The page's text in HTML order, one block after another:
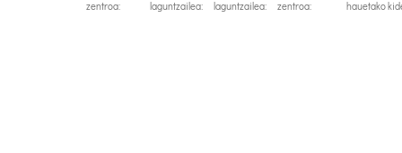
zentroa:
laguntzailea:
laguntzailea:
zentroa:
hauetako